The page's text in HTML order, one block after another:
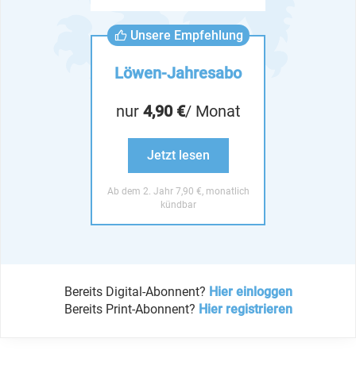
Unsere Empfehlung
Löwen-Jahresabo
nur 4,90 €/ Monat
Jetzt lesen
Ab dem 2. Jahr 7,90 €, monatlich
kündbar
Bereits Digital-Abonnent? Hier einloggen
Bereits Print-Abonnent? Hier registrieren